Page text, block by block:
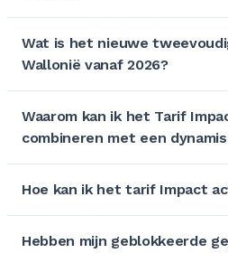
Wat is het nieuwe
Wallonië vanaf 2026?
Waarom kan ik het Tarif
combineren met een
Hoe kan ik het tarif Impact
Hebben mijn geblokkeerde